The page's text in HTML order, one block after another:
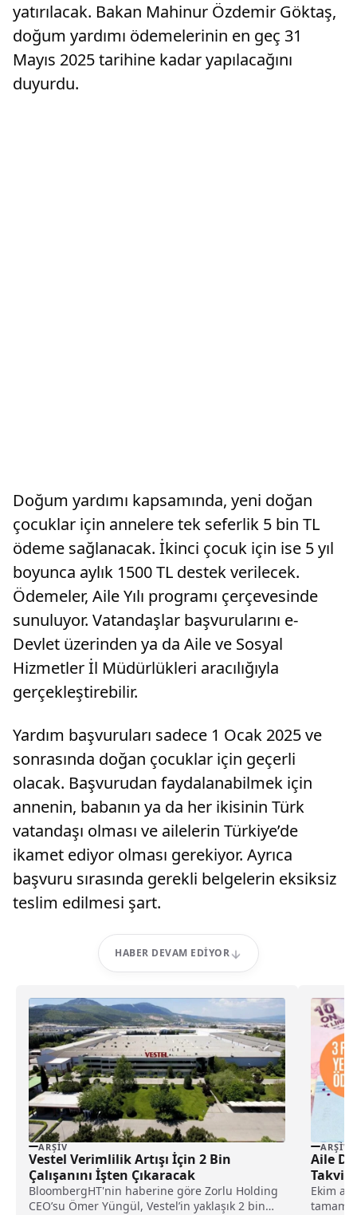
yatırılacak. Bakan Mahinur Özdemir Göktaş,
doğum yardımı ödemelerinin en geç 31
Mayıs 2025 tarihine kadar yapılacağını
duyurdu.
Doğum yardımı kapsamında, yeni doğan
çocuklar için annelere tek seferlik 5 bin TL
ödeme sağlanacak. İkinci çocuk için ise 5 yıl
boyunca aylık 1500 TL destek verilecek.
Ödemeler, Aile Yılı programı çerçevesinde
sunuluyor. Vatandaşlar başvurularını e-
Devlet üzerinden ya da Aile ve Sosyal
Hizmetler İl Müdürlükleri aracılığıyla
gerçekleştirebilir.
Yardım başvuruları sadece 1 Ocak 2025 ve
sonrasında doğan çocuklar için geçerli
olacak. Başvurudan faydalanabilmek için
annenin, babanın ya da her ikisinin Türk
vatandaşı olması ve ailelerin Türkiye’de
ikamet ediyor olması gerekiyor. Ayrıca
başvuru sırasında gerekli belgelerin eksiksiz
teslim edilmesi şart.
HABER DEVAM EDIYOR
ARŞIV
Vestel Verimlilik Artışı İçin 2 Bin
Çalışanını İşten Çıkaracak
BloombergHT'nin haberine göre Zorlu Holding
CEO’su Ömer Yüngül, Vestel’in yaklaşık 2 bin
ARŞIV
Aile
Anda
Ekim